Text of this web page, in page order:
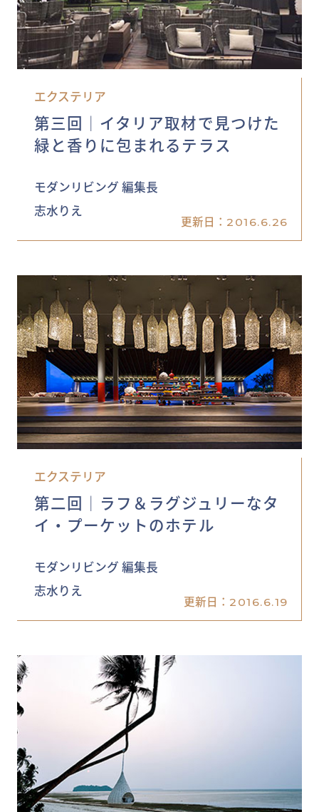
エクステリア
第三回│イタリア取材で見つけた
緑と香りに包まれるテラス
モダンリビング 編集長
志水りえ
更新日： 2016.6.26
エクステリア
第二回│ラフ＆ラグジュリーなタ
イ・プーケットのホテル
モダンリビング 編集長
志水りえ
更新日： 2016.6.19